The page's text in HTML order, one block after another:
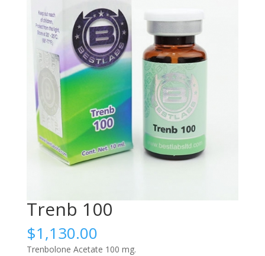
Trenb 100
$1,130.00
Trenbolone Acetate 100 mg.